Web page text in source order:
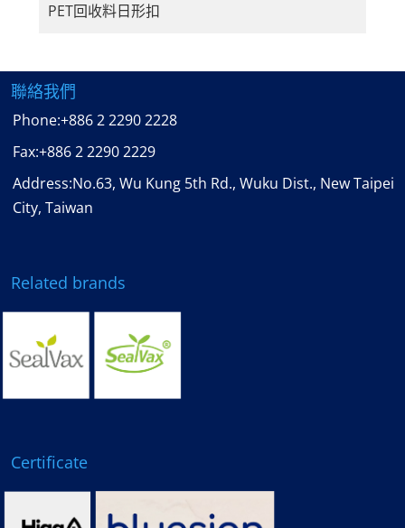
PET回收料日形扣
聯絡我們
Phone:+886 2 2290 2228
Fax:+886 2 2290 2229
Address:No.63, Wu Kung 5th Rd., Wuku Dist., New Taipei
City, Taiwan
Related brands
Certificate